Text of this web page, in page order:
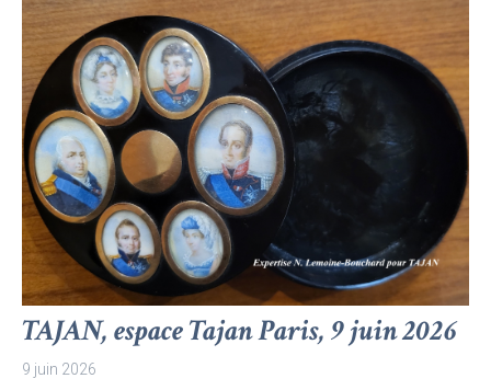
TAJAN, espace Tajan Paris, 9 juin 2026
9 juin 2026